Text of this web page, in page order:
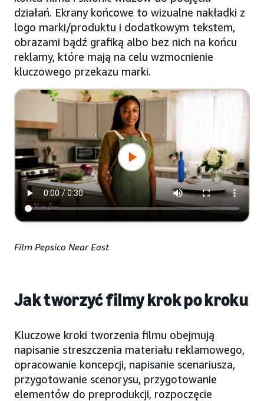
działań. Ekrany końcowe to wizualne nakładki z
logo marki/produktu i dodatkowym tekstem,
obrazami bądź grafiką albo bez nich na końcu
reklamy, które mają na celu wzmocnienie
kluczowego przekazu marki.
Film Pepsico Near East
Jak tworzyć filmy krok po kroku
Kluczowe kroki tworzenia filmu obejmują
napisanie streszczenia materiału reklamowego,
opracowanie koncepcji, napisanie scenariusza,
przygotowanie scenorysu, przygotowanie
elementów do preprodukcji, rozpoczęcie